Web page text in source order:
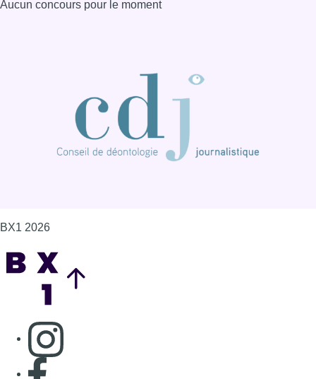
Aucun concours pour le moment
BX1 2026
Consulter page Instagram
Consulter page Facebook